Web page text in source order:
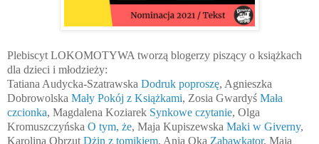
Plebiscyt LOKOMOTYWA tworzą blogerzy piszący o książkach
dla dzieci i młodzieży:
Tatiana Audycka-Szatrawska Dodruk poproszę, Agnieszka
Dobrowolska Mały Pokój z Książkami, Zosia Gwardyś Mała
czcionka, Magdalena Koziarek Synkowe czytanie, Olga
Kromuszczyńska O tym, że, Maja Kupiszewska Maki w Giverny,
Karolina ObrzutDżin z tomikiem, Ania Oka Zabawkator, Maja